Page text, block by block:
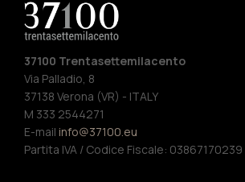
37100 Trentasettemilacento
Via Palladio, 8
37138 Verona (VR) - ITALY
M 333 2544271
E-mail info@37100.eu
Partita IVA / Codice Fiscale: 03867170239